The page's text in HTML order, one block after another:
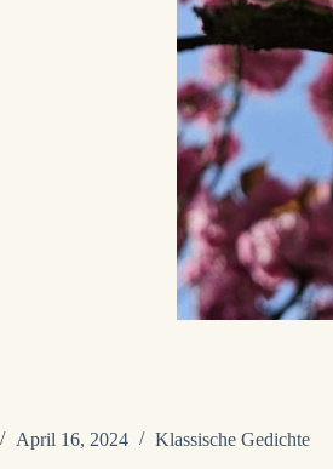
April 16, 2024 Klassische Gedichte